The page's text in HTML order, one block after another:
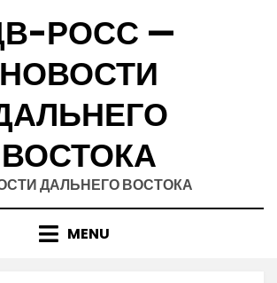
РОСС —
НОВОСТИ
ВОСТОКА
ДАЛЬНЕГО ВОСТОКА
MENU